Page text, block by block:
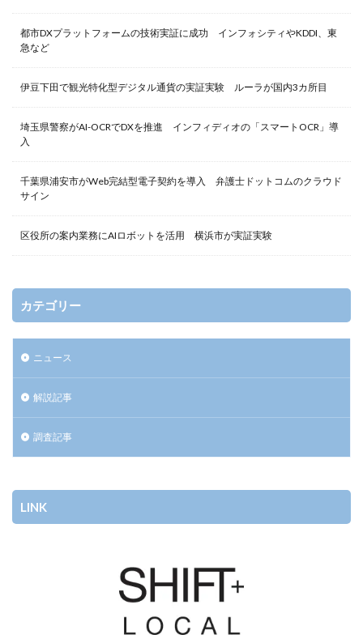
都市DXプラットフォームの技術実証に成功 インフォシティやKDDI、東
急など
伊豆下田で観光特化型デジタル通貨の実証実験 ルーラが国内3カ所目
埼玉県警察がAI-OCRでDXを推進 インフィディオの「スマートOCR」導
入
千葉県浦安市がWeb完結型電子契約を導入 弁護士ドットコムのクラウド
サイン
区役所の案内業務にAIロボットを活用 横浜市が実証実験
カテゴリー
ニュース
解説記事
調査記事
LINK